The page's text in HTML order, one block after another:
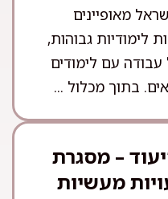
מאופיינים
לימודיות גבוהות,
עם לימודים
בתוך מכלול ...
– מסגרת
מעשיות